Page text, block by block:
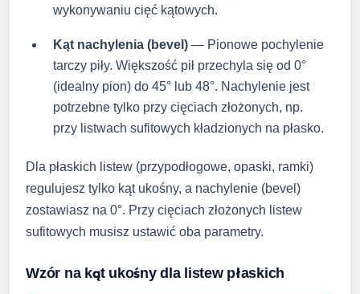
wykonywaniu cięć kątowych.
Kąt nachylenia (bevel) — Pionowe pochylenie
tarczy piły. Większość pił przechyla się od 0°
(idealny pion) do 45° lub 48°. Nachylenie jest
potrzebne tylko przy cięciach złożonych, np.
przy listwach sufitowych kładzionych na płasko.
Dla płaskich listew (przypodłogowe, opaski, ramki)
regulujesz tylko kąt ukośny, a nachylenie (bevel)
zostawiasz na 0°. Przy cięciach złożonych listew
sufitowych musisz ustawić oba parametry.
Wzór na kąt ukośny dla listew płaskich